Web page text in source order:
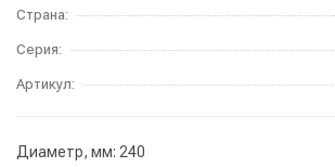
Страна:
Серия:
Артикул:
Диаметр, мм: 240